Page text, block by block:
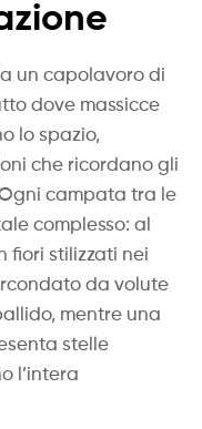
un capolavoro di
dove massicce
lo spazio,
che ricordano gli
campata tra le
complesso: al
fiori stilizzati nei
da volute
mentre una
stelle
l’intera